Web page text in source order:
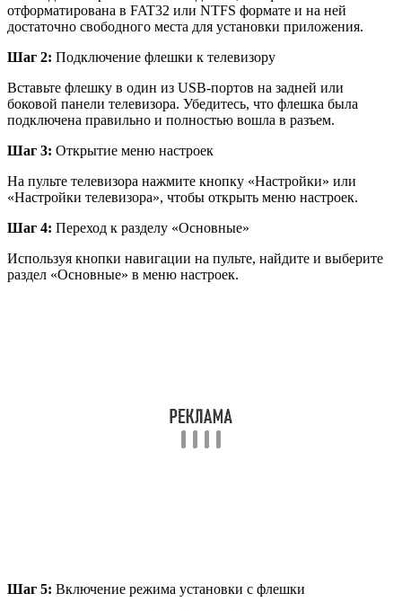
отформатирована в FAT32 или NTFS формате и на ней
достаточно свободного места для установки приложения.
Шаг 2: Подключение флешки к телевизору
Вставьте флешку в один из USB-портов на задней или
боковой панели телевизора. Убедитесь, что флешка была
подключена правильно и полностью вошла в разъем.
Шаг 3: Открытие меню настроек
На пульте телевизора нажмите кнопку «Настройки» или
«Настройки телевизора», чтобы открыть меню настроек.
Шаг 4: Переход к разделу «Основные»
Используя кнопки навигации на пульте, найдите и выберите
раздел «Основные» в меню настроек.
Шаг 5: Включение режима установки с флешки